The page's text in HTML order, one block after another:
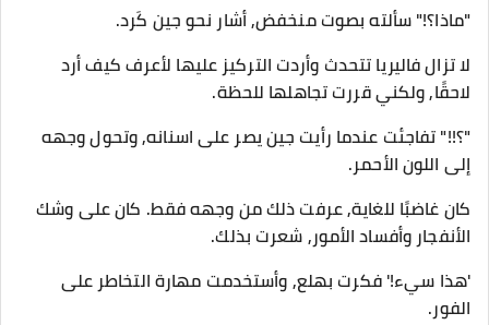
"ماذا؟!" سألته بصوت منخفض, أشار نحو جين كَرد.
لا تزال فاليريا تتحدث وأردت التركيز عليها لأعرف كيف أرد
لاحقًا, ولكني قررت تجاهلها للحظة.
"؟!!" تفاجئت عندما رأيت جين يصر على اسنانه, وتحول وجهه
إلى اللون الأحمر.
كان غاضبًا للغاية, عرفت ذلك من وجهه فقط. كان على وشك
الأنفجار وأفساد الأمور, شعرت بذلك.
'هذا سيء!' فكرت بهلع, وأستخدمت مهارة التخاطر على
الفور.